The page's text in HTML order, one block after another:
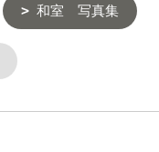
和室 写真集